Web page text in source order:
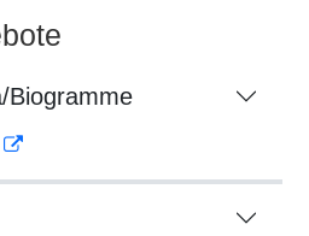
Biogramme